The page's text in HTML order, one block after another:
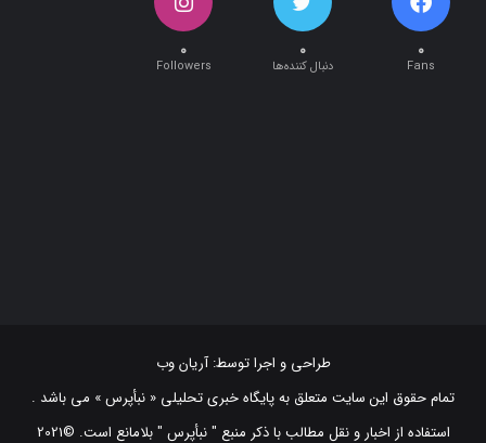
تمام حقوق این سایت متعلق به پایگاه خبری تحلیلی « نبأپرس » می باشد .
استفاده از اخبار و نقل مطالب با ذکر منبع "‌ نبأپرس " بلامانع است. ©2021